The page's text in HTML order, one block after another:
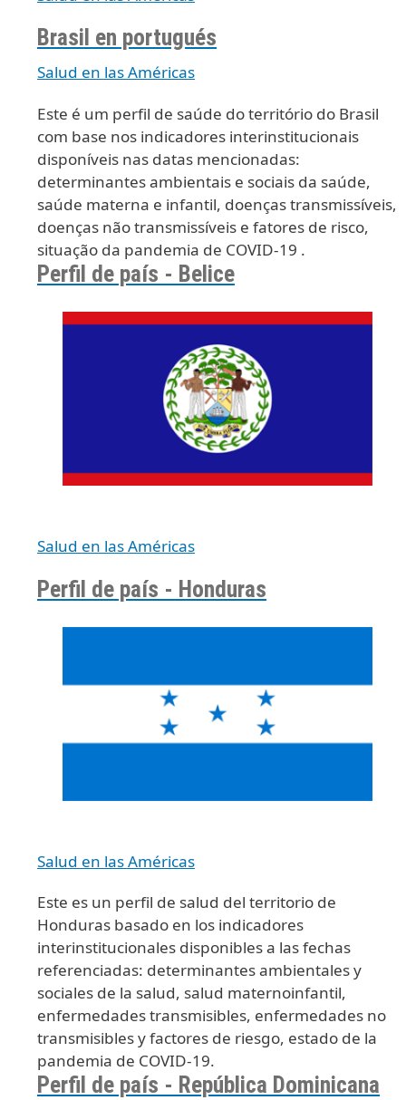
Brasil en portugués
Salud en las Américas
Este é um perfil de saúde do território do Brasil
com base nos indicadores interinstitucionais
disponíveis nas datas mencionadas:
determinantes ambientais e sociais da saúde,
saúde materna e infantil, doenças transmissíveis,
doenças não transmissíveis e fatores de risco,
situação da pandemia de COVID-19 .
Perfil de país - Belice
Salud en las Américas
Perfil de país - Honduras
Salud en las Américas
Este es un perfil de salud del territorio de
Honduras basado en los indicadores
interinstitucionales disponibles a las fechas
referenciadas: determinantes ambientales y
sociales de la salud, salud maternoinfantil,
enfermedades transmisibles, enfermedades no
transmisibles y factores de riesgo, estado de la
pandemia de COVID-19.
Perfil de país - República Dominicana